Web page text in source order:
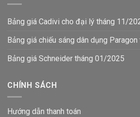
Bảng giá Cadivi cho đại lý tháng 11/
Bảng giá chiếu sáng dân dụng
Bảng giá Schneider tháng 01/2025
CHÍNH SÁCH
Hướng dẫn thanh toán